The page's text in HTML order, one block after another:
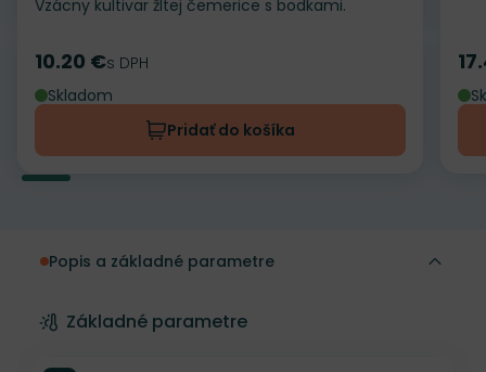
Vzácny kultivar žltej čemerice s bodkami.
Cena
10.20 €s DPH
Skladom
Pridať do košíka
Popis a základné parametre
Základné parametre